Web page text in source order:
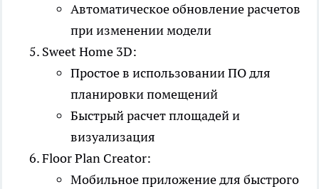
Автоматическое обновление расчетов
при изменении модели
Sweet Home 3D:
Простое в использовании ПО для
планировки помещений
Быстрый расчет площадей и
визуализация
Floor Plan Creator:
Мобильное приложение для быстрого